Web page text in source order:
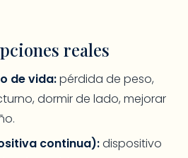
reales
de vida:pérdida de peso,
dormir de lado, mejorar
continua):dispositivo